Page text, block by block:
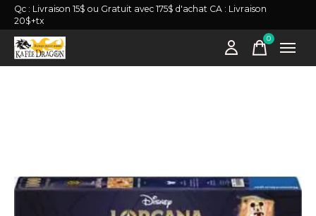
Qc : Livraison 15$ ou Gratuit avec 175$ d'achat CA : Livraison
20$+tx
0items